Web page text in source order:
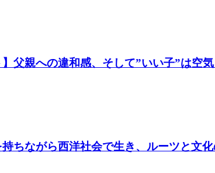
】父親への違和感、そして”いい子”は空
ちながら西洋社会で生き、ルーツと文